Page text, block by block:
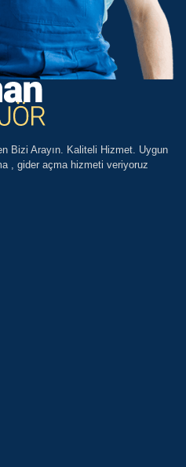
Bizi Arayın. Kaliteli Hizmet. Uygun
, gider açma hizmeti veriyoruz